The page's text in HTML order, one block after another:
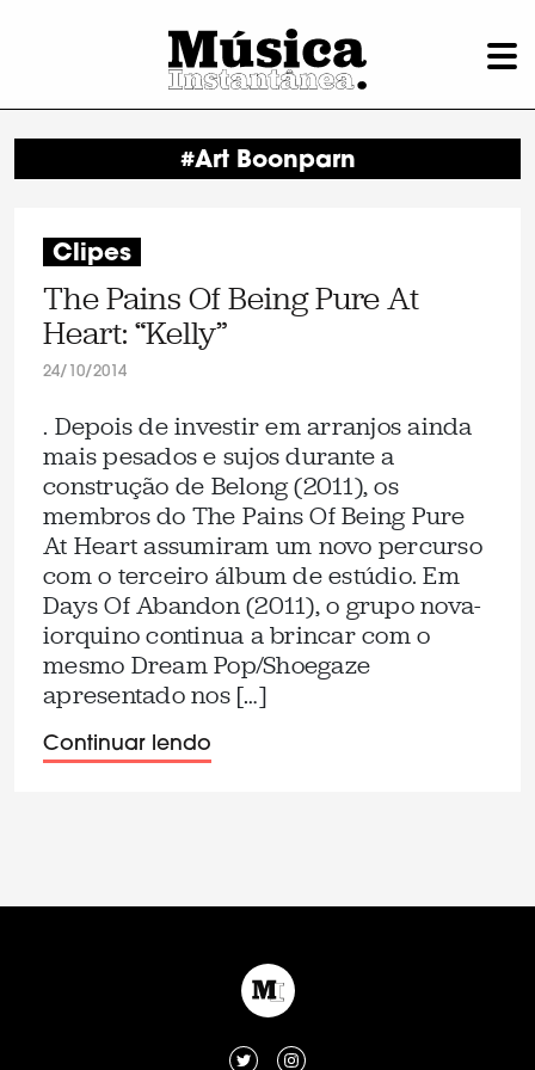
#Art Boonparn
Clipes
The Pains Of Being Pure At
Heart: “Kelly”
24/10/2014
. Depois de investir em arranjos ainda
mais pesados e sujos durante a
construção de Belong (2011), os
membros do The Pains Of Being Pure
At Heart assumiram um novo percurso
com o terceiro álbum de estúdio. Em
Days Of Abandon (2011), o grupo nova-
iorquino continua a brincar com o
mesmo Dream Pop/Shoegaze
apresentado nos […]
Continuar lendo